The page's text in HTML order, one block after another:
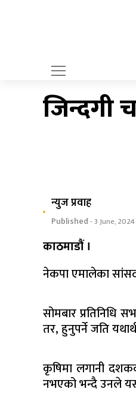
जिन्दगी
न्युज प्रवाह
Published- 3 June,
काठमाडौं ।
नेकपा एमालेका
सोमबार प्रतिनिधि
तर, हुनुपर्ने जति
कृषिमा लगानी
नभएको भन्दै उनले